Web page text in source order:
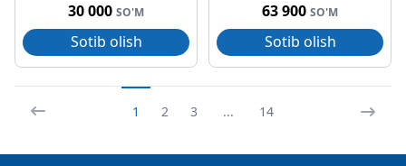
30 000 SO'M
Sotib olish
63 900 SO'M
Sotib olish
1 2 3 ... 14